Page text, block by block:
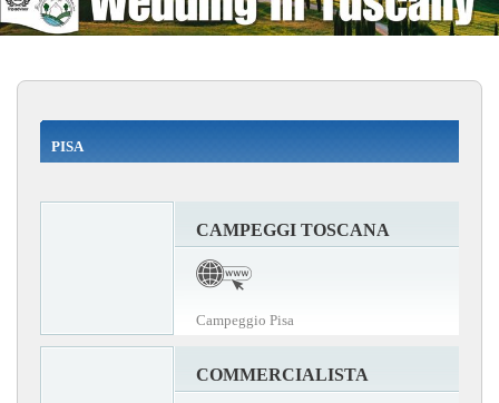
PISA
CAMPEGGI TOSCANA
Campeggio Pisa
COMMERCIALISTA